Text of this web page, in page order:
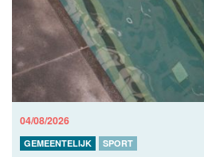
04/08/2026
GEMEENTELIJK SPORT